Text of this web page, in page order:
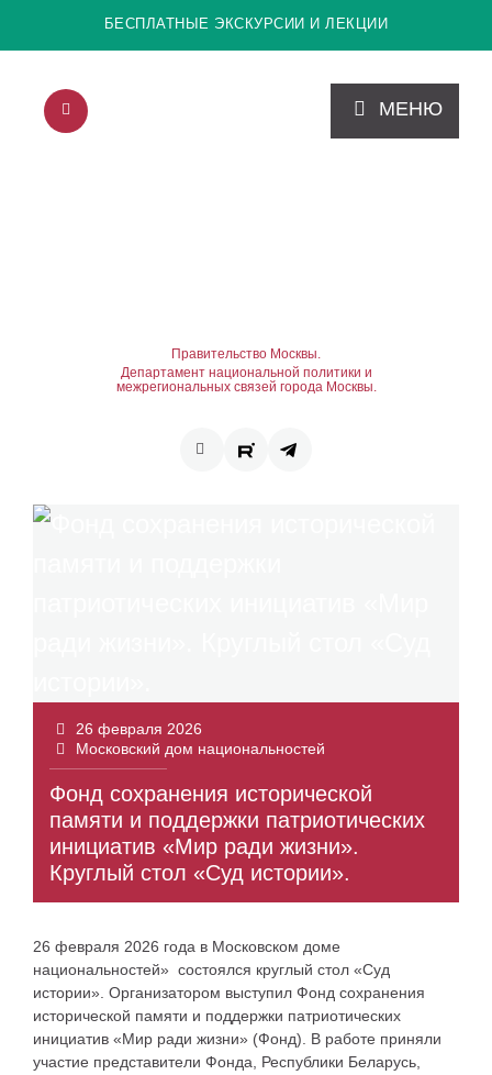
БЕСПЛАТНЫЕ ЭКСКУРСИИ И ЛЕКЦИИ
МЕНЮ
Правительство Москвы.
Департамент национальной политики и
межрегиональных связей города Москвы.
26 февраля 2026
Московский дом национальностей
Фонд сохранения исторической
памяти и поддержки патриотических
инициатив «Мир ради жизни».
Круглый стол «Суд истории».
26 февраля 2026 года в Московском доме
национальностей» состоялся круглый стол «Суд
истории». Организатором выступил Фонд сохранения
исторической памяти и поддержки патриотических
инициатив «Мир ради жизни» (Фонд). В работе приняли
участие представители Фонда, Республики Беларусь,